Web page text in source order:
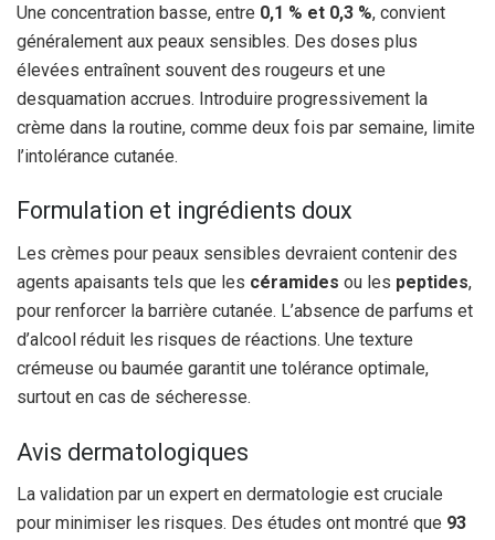
Une concentration basse, entre 0,1 % et 0,3 %, convient
généralement aux peaux sensibles. Des doses plus
élevées entraînent souvent des rougeurs et une
desquamation accrues. Introduire progressivement la
crème dans la routine, comme deux fois par semaine, limite
l’intolérance cutanée.
Formulation et ingrédients doux
Les crèmes pour peaux sensibles devraient contenir des
agents apaisants tels que les céramides ou les peptides,
pour renforcer la barrière cutanée. L’absence de parfums et
d’alcool réduit les risques de réactions. Une texture
crémeuse ou baumée garantit une tolérance optimale,
surtout en cas de sécheresse.
Avis dermatologiques
La validation par un expert en dermatologie est cruciale
pour minimiser les risques. Des études ont montré que 93